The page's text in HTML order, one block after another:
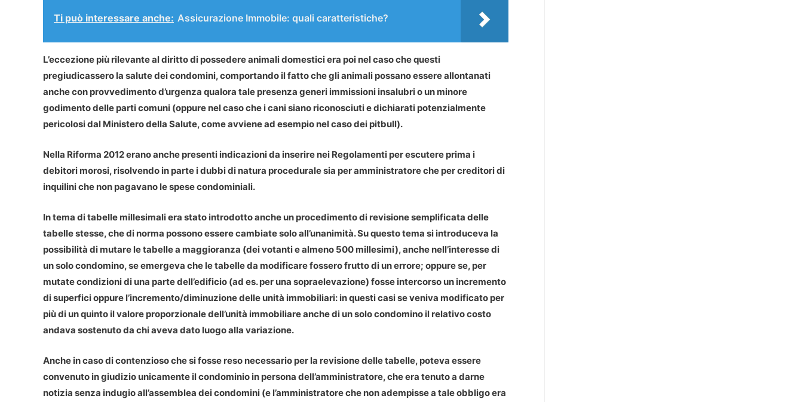
Ti può interessare anche: Assicurazione Immobile: quali caratteristiche?
L’eccezione più rilevante al diritto di possedere animali domestici era poi nel caso che questi
pregiudicassero la salute dei condomini, comportando il fatto che gli animali possano essere allontanati
anche con provvedimento d’urgenza qualora tale presenza generi immissioni insalubri o un minore
godimento delle parti comuni (oppure nel caso che i cani siano riconosciuti e dichiarati potenzialmente
pericolosi dal Ministero della Salute, come avviene ad esempio nel caso dei pitbull).
Nella Riforma 2012erano anche presenti indicazioni da inserire nei Regolamenti per escutere prima i
debitori morosi, risolvendo in parte i dubbi di natura procedurale sia per amministratore che per creditori di
inquilini che non pagavano le spese condominiali.
In tema ditabelle millesimaliera stato introdotto anche un procedimento di revisione semplificata delle
tabelle stesse, che di norma possono essere cambiate solo all’unanimità. Su questo tema si introduceva la
possibilità di mutare le tabelle a maggioranza (dei votanti e almeno 500 millesimi), anche nell’interesse di
un solo condomino, se emergeva che le tabelle da modificare fossero frutto di un errore; oppure se, per
mutate condizioni di una parte dell’edificio (ad es. per una sopraelevazione) fosse intercorso un incremento
di superfici oppure l’incremento/diminuzione delle unità immobiliari: in questi casi se veniva modificato per
più di un quinto il valore proporzionale dell’unità immobiliare anche di un solo condomino il relativo costo
andava sostenuto da chi aveva dato luogo alla variazione.
Anche in caso dicontenziosoche si fosse reso necessario per la revisione delle tabelle, poteva essere
convenuto in giudizio unicamente il condominio in persona dell’amministratore, che era tenuto a darne
notizia senza indugio all’assemblea dei condomini (e l’amministratore che non adempisse a tale obbligo era